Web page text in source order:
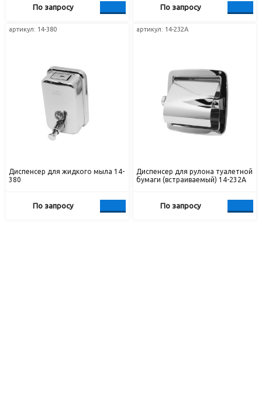
По запросу По запросу
артикул: 14-380
Диспенсер для жидкого мыла 14-
380
По запросу
артикул: 14-232А
Диспенсер для рулона туалетной
бумаги (встраиваемый) 14-232А
По запросу